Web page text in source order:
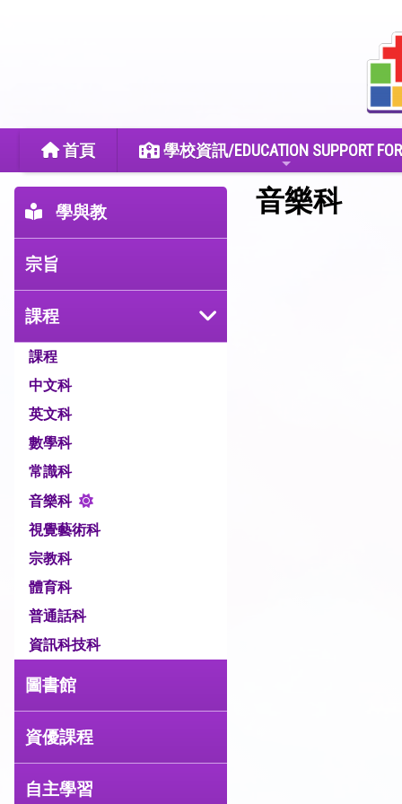
首頁 學校資訊/EDUCATION SUPPORT
學與教
宗旨
課程
課程
中文科
英文科
數學科
常識科
音樂科
視覺藝術科
宗教科
體育科
普通話科
資訊科技科
圖書館
資優課程
自主學習
音樂科